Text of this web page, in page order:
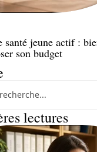
santé jeune actif :
son budget
lectures